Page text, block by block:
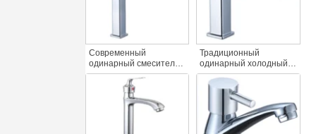
Современный
одинарный смеситель
для раковины с
холодной водой хром
цинковый сплав краны
для умывальника и
Традиционный
одинарный холодный
смеситель для
раковины с цинковой
ручкой в современном
стиле для ванной
комнаты школьной
больницы и гостиной